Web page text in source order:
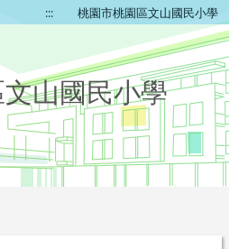
::: 桃園市桃園區文山國民小學
山國民小學